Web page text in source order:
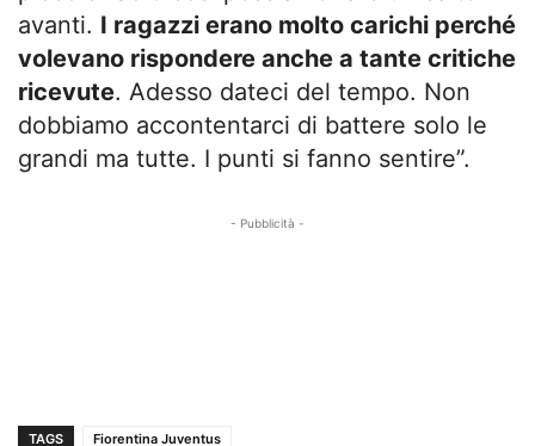
avanti. I ragazzi erano molto carichi perché
volevano rispondere anche a tante critiche
ricevute. Adesso dateci del tempo. Non
dobbiamo accontentarci di battere solo le
grandi ma tutte. I punti si fanno sentire”.
- Pubblicità -
TAGS Fiorentina Juventus